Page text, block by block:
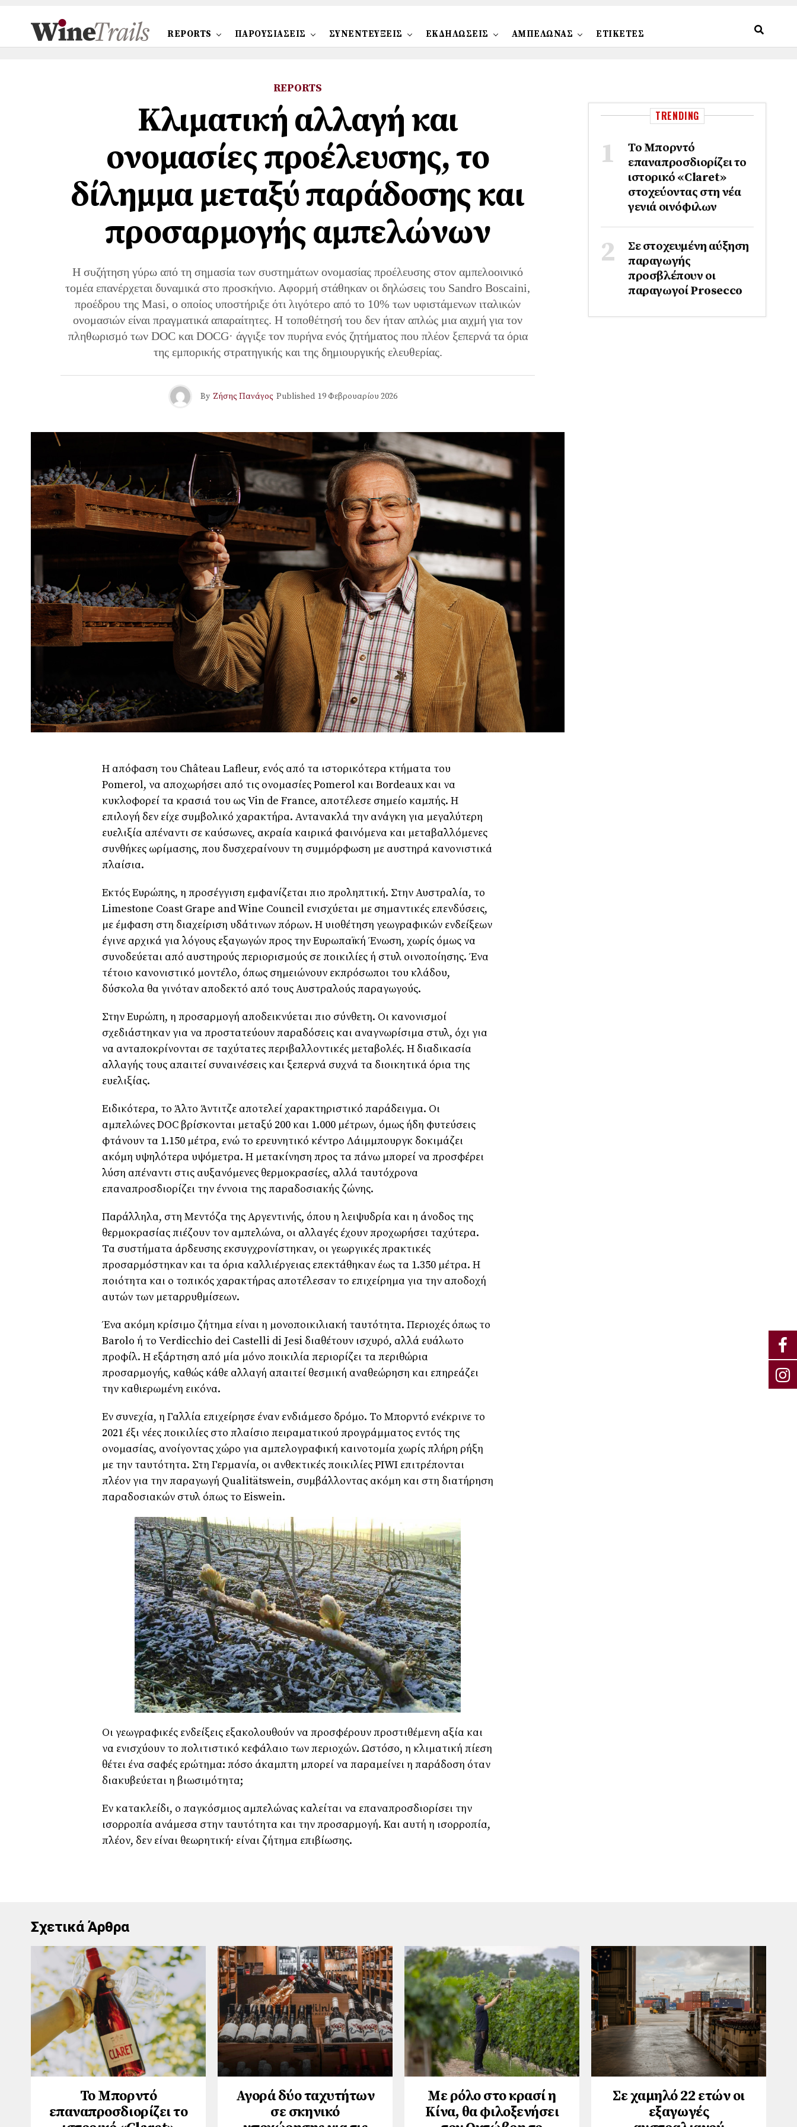
REPORTS ΠΑΡΟΥΣΙΑΣΕΙΣ ΣΥΝΕΝΤΕΥΞΕΙΣ ΕΚΔΗΛΩΣΕΙΣ ΑΜΠΕΛΩΝΑΣ ΕΤΙΚΕΤΕΣ
REPORTS
Κλιματική αλλαγή και
ονομασίες προέλευσης, το
δίλημμα μεταξύ παράδοσης και
προσαρμογής αμπελώνων
Η συζήτηση γύρω από τη σημασία των συστημάτων ονομασίας προέλευσης στον αμπελοοινικό
τομέα επανέρχεται δυναμικά στο προσκήνιο. Αφορμή στάθηκαν οι δηλώσεις του Sandro Boscaini,
προέδρου της Masi, ο οποίος υποστήριξε ότι λιγότερο από το 10% των υφιστάμενων ιταλικών
ονομασιών είναι πραγματικά απαραίτητες. Η τοποθέτησή του δεν ήταν απλώς μια αιχμή για τον
πληθωρισμό των DOC και DOCG· άγγιξε τον πυρήνα ενός ζητήματος που πλέον ξεπερνά τα όρια
της εμπορικής στρατηγικής και της δημιουργικής ελευθερίας.
By Ζήσης Πανάγος Published 19 Φεβρουαρίου 2026
Η απόφαση του Château Lafleur, ενός από τα ιστορικότερα κτήματα του
Pomerol, να αποχωρήσει από τις ονομασίες Pomerol και Bordeaux και να
κυκλοφορεί τα κρασιά του ως Vin de France, αποτέλεσε σημείο καμπής. Η
επιλογή δεν είχε συμβολικό χαρακτήρα. Αντανακλά την ανάγκη για μεγαλύτερη
ευελιξία απέναντι σε καύσωνες, ακραία καιρικά φαινόμενα και μεταβαλλόμενες
συνθήκες ωρίμασης, που δυσχεραίνουν τη συμμόρφωση με αυστηρά κανονιστικά
πλαίσια.
Εκτός Ευρώπης, η προσέγγιση εμφανίζεται πιο προληπτική. Στην Αυστραλία, το
Limestone Coast Grape and Wine Council ενισχύεται με σημαντικές επενδύσεις,
με έμφαση στη διαχείριση υδάτινων πόρων. Η υιοθέτηση γεωγραφικών ενδείξεων
έγινε αρχικά για λόγους εξαγωγών προς την Ευρωπαϊκή Ένωση, χωρίς όμως να
συνοδεύεται από αυστηρούς περιορισμούς σε ποικιλίες ή στυλ οινοποίησης. Ένα
τέτοιο κανονιστικό μοντέλο, όπως σημειώνουν εκπρόσωποι του κλάδου,
δύσκολα θα γινόταν αποδεκτό από τους Αυστραλούς παραγωγούς.
Στην Ευρώπη, η προσαρμογή αποδεικνύεται πιο σύνθετη. Οι κανονισμοί
σχεδιάστηκαν για να προστατεύουν παραδόσεις και αναγνωρίσιμα στυλ, όχι για
να ανταποκρίνονται σε ταχύτατες περιβαλλοντικές μεταβολές. Η διαδικασία
αλλαγής τους απαιτεί συναινέσεις και ξεπερνά συχνά τα διοικητικά όρια της
ευελιξίας.
Ειδικότερα, το Άλτο Άντιτζε αποτελεί χαρακτηριστικό παράδειγμα. Οι
αμπελώνες DOC βρίσκονται μεταξύ 200 και 1.000 μέτρων, όμως ήδη φυτεύσεις
φτάνουν τα 1.150 μέτρα, ενώ το ερευνητικό κέντρο Λάιμμπουργκ δοκιμάζει
ακόμη υψηλότερα υψόμετρα. Η μετακίνηση προς τα πάνω μπορεί να προσφέρει
λύση απέναντι στις αυξανόμενες θερμοκρασίες, αλλά ταυτόχρονα
επαναπροσδιορίζει την έννοια της παραδοσιακής ζώνης.
Παράλληλα, στη Μεντόζα της Αργεντινής, όπου η λειψυδρία και η άνοδος της
θερμοκρασίας πιέζουν τον αμπελώνα, οι αλλαγές έχουν προχωρήσει ταχύτερα.
Τα συστήματα άρδευσης εκσυγχρονίστηκαν, οι γεωργικές πρακτικές
προσαρμόστηκαν και τα όρια καλλιέργειας επεκτάθηκαν έως τα 1.350 μέτρα. Η
ποιότητα και ο τοπικός χαρακτήρας αποτέλεσαν το επιχείρημα για την αποδοχή
αυτών των μεταρρυθμίσεων.
Ένα ακόμη κρίσιμο ζήτημα είναι η μονοποικιλιακή ταυτότητα. Περιοχές όπως το
Barolo ή το Verdicchio dei Castelli di Jesi διαθέτουν ισχυρό, αλλά ευάλωτο
προφίλ. Η εξάρτηση από μία μόνο ποικιλία περιορίζει τα περιθώρια
προσαρμογής, καθώς κάθε αλλαγή απαιτεί θεσμική αναθεώρηση και επηρεάζει
την καθιερωμένη εικόνα.
Εν συνεχία, η Γαλλία επιχείρησε έναν ενδιάμεσο δρόμο. Το Μπορντό ενέκρινε το
2021 έξι νέες ποικιλίες στο πλαίσιο πειραματικού προγράμματος εντός της
ονομασίας, ανοίγοντας χώρο για αμπελογραφική καινοτομία χωρίς πλήρη ρήξη
με την ταυτότητα. Στη Γερμανία, οι ανθεκτικές ποικιλίες PIWI επιτρέπονται
πλέον για την παραγωγή Qualitätswein, συμβάλλοντας ακόμη και στη διατήρηση
παραδοσιακών στυλ όπως το Eiswein.
Οι γεωγραφικές ενδείξεις εξακολουθούν να προσφέρουν προστιθέμενη αξία και
να ενισχύουν το πολιτιστικό κεφάλαιο των περιοχών. Ωστόσο, η κλιματική πίεση
θέτει ένα σαφές ερώτημα: πόσο άκαμπτη μπορεί να παραμείνει η παράδοση όταν
διακυβεύεται η βιωσιμότητα;
Εν κατακλείδι, ο παγκόσμιος αμπελώνας καλείται να επαναπροσδιορίσει την
ισορροπία ανάμεσα στην ταυτότητα και την προσαρμογή. Και αυτή η ισορροπία,
πλέον, δεν είναι θεωρητική· είναι ζήτημα επιβίωσης.
TRENDING
Το Μπορντό
επαναπροσδιορίζει το
ιστορικό «Claret»
στοχεύοντας στη νέα
γενιά οινόφιλων
Σε στοχευμένη αύξηση
παραγωγής
προσβλέπουν οι
παραγωγοί Prosecco
Σχετικά Άρθρα
Το Μπορντό
επαναπροσδιορίζει το
Αγορά δύο ταχυτήτων
σε σκηνικό
Με ρόλο στο κρασί η
Κίνα, θα φιλοξενήσει
Σε χαμηλό 22 ετών οι
εξαγωγές